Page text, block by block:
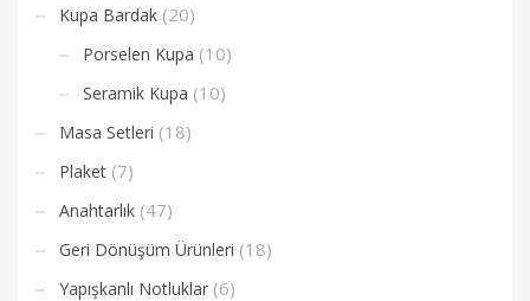
Kupa Bardak (20)
Porselen Kupa (10)
Seramik Kupa (10)
Masa Setleri (18)
Plaket (7)
Anahtarlık (47)
Geri Dönüşüm Ürünleri (18)
Yapışkanlı Notluklar (6)